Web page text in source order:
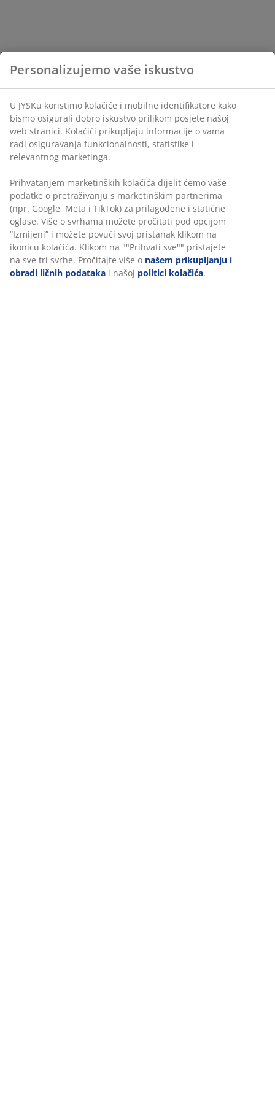
Personalizujemo vaše iskustvo
U JYSKu koristimo kolačiće i mobilne identifikatore kako
bismo osigurali dobro iskustvo prilikom posjete našoj
web stranici. Kolačići prikupljaju informacije o vama
radi osiguravanja funkcionalnosti, statistike i
relevantnog marketinga.
Prihvatanjem marketinških kolačića dijelit ćemo vaše
podatke o pretraživanju s marketinškim partnerima
(npr. Google, Meta i TikTok) za prilagođene i statične
oglase. Više o svrhama možete pročitati pod opcijom
“Izmijeni” i možete povući svoj pristanak klikom na
ikonicu kolačića. Klikom na ""Prihvati sve"" pristajete
na sve tri svrhe. Pročitajte više o našem prikupljanju i
obradi ličnih podataka i našoj politici kolačića.